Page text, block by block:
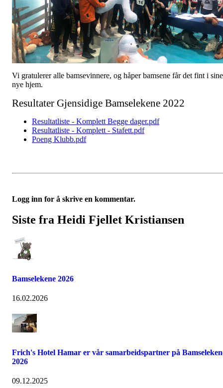
Vi gratulerer alle bamsevinnere, og håper bamsene får det fint i sine
nye hjem.
Resultater Gjensidige Bamselekene 2022
Resultatliste - Komplett Begge dager.pdf
Resultatliste - Komplett - Stafett.pdf
Poeng Klubb.pdf
Logg inn for å skrive en kommentar.
Siste fra Heidi Fjellet Kristiansen
Bamselekene 2026
16.02.2026
Frich's Hotel Hamar er vår samarbeidspartner på
2026
09.12.2025